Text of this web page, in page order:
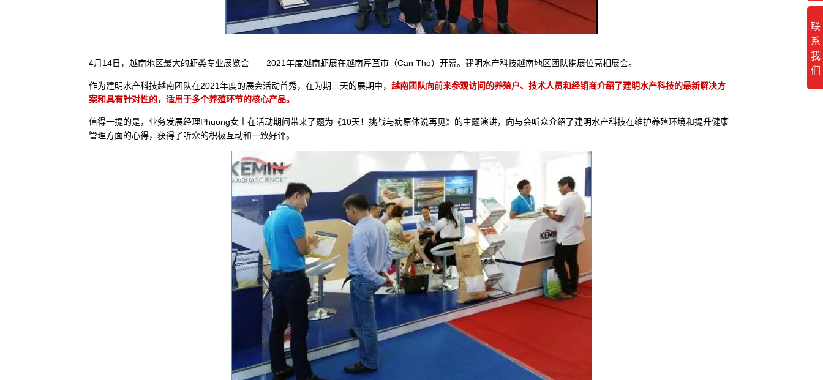
联
系
我
们
4月14日，越南地区最大的虾类专业展览会——2021年度越南虾展在越南芹苴市（Can Tho）开幕。建明水产科技越南地区团队携展位亮相展会。
作为建明水产科技越南团队在2021年度的展会活动首秀，在为期三天的展期中，越南团队向前来参观访问的养殖户、技术人员和经销商介绍了建明水产科技的最新解决方
案和具有针对性的，适用于多个养殖环节的核心产品。
值得一提的是，业务发展经理Phuong女士在活动期间带来了题为《10天！挑战与病原体说再见》的主题演讲，向与会听众介绍了建明水产科技在维护养殖环境和提升健康
管理方面的心得，获得了听众的积极互动和一致好评。